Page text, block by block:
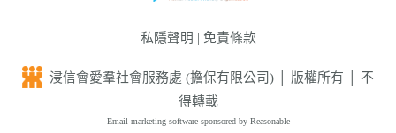
私隱聲明 | 免責條款
浸信會愛羣社會服務處 (擔保有限公司) │ 版權所有 │ 不
得轉載
Email marketing software sponsored by Reasonable